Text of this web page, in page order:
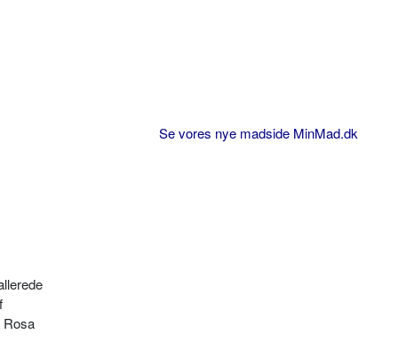
Rosa
Se vores nye madside MinMad.dk